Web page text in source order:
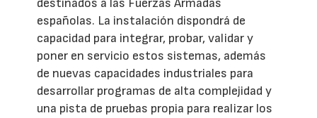
destinados a las Fuerzas Armadas
españolas. La instalación dispondrá de
capacidad para integrar, probar, validar y
poner en servicio estos sistemas, además
de nuevas capacidades industriales para
desarrollar programas de alta complejidad y
una pista de pruebas propia para realizar los